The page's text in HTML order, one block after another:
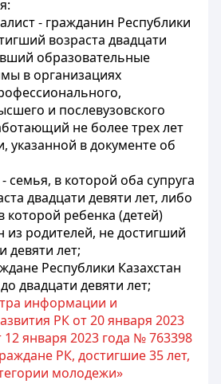
- гражданин Республики
возраста двадцати
образовательные
в организациях
и послевузовского
не более трех лет
указанной в документе об
семья, в которой оба супруга
двадцати девяти лет, либо
которой ребенка (детей)
из родителей, не достигший
девяти лет;
Республики Казахстан
двадцати девяти лет;
информации и
РК от 20 января 2023
12 января 2023 года № 763398
РК, достигшие 35 лет,
молодежи»